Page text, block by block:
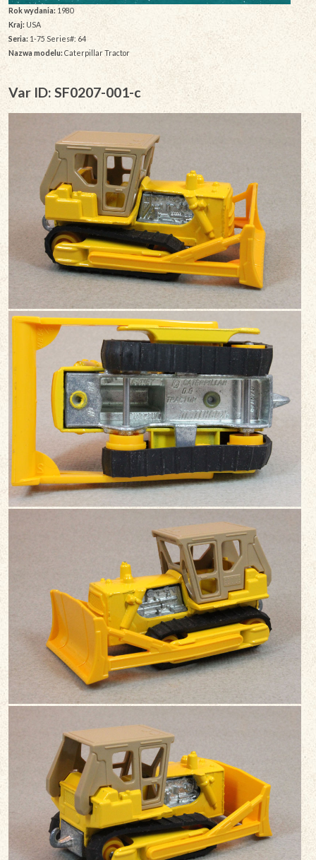
Rok wydania:1980
Kraj:USA
Seria: 1-75 Series#: 64
Nazwa modelu: Caterpillar Tractor
Var ID: SF0207-001-c